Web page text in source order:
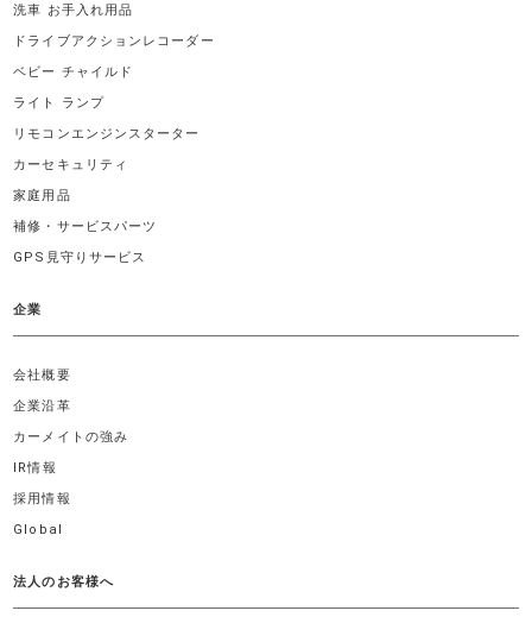
洗車 お手入れ用品
ドライブアクションレコーダー
ベビー チャイルド
ライト ランプ
リモコンエンジンスターター
カーセキュリティ
家庭用品
補修・サービスパーツ
GPS見守りサービス
企業
会社概要
企業沿革
カーメイトの強み
IR情報
採用情報
Global
法人のお客様へ